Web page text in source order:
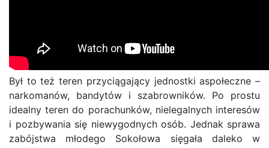
Był to też teren przyciągający jednostki aspołeczne –
narkomanów, bandytów i szabrowników. Po prostu
idealny teren do porachunków, nielegalnych interesów
i pozbywania się niewygodnych osób. Jednak sprawa
zabójstwa młodego Sokołowa sięgała daleko w